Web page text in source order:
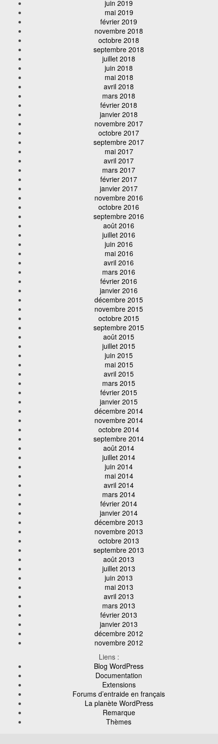
juin 2019
mai 2019
février 2019
novembre 2018
octobre 2018
septembre 2018
juillet 2018
juin 2018
mai 2018
avril 2018
mars 2018
février 2018
janvier 2018
novembre 2017
octobre 2017
septembre 2017
mai 2017
avril 2017
mars 2017
février 2017
janvier 2017
novembre 2016
octobre 2016
septembre 2016
août 2016
juillet 2016
juin 2016
mai 2016
avril 2016
mars 2016
février 2016
janvier 2016
décembre 2015
novembre 2015
octobre 2015
septembre 2015
août 2015
juillet 2015
juin 2015
mai 2015
avril 2015
mars 2015
février 2015
janvier 2015
décembre 2014
novembre 2014
octobre 2014
septembre 2014
août 2014
juillet 2014
juin 2014
mai 2014
avril 2014
mars 2014
février 2014
janvier 2014
décembre 2013
novembre 2013
octobre 2013
septembre 2013
août 2013
juillet 2013
juin 2013
mai 2013
avril 2013
mars 2013
février 2013
janvier 2013
décembre 2012
novembre 2012
Liens :
Blog WordPress
Documentation
Extensions
Forums d’entraide en français
La planète WordPress
Remarque
Thèmes